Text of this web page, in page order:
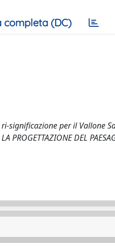
completa (DC)
per il Vallone
PROGETTAZIONE DEL